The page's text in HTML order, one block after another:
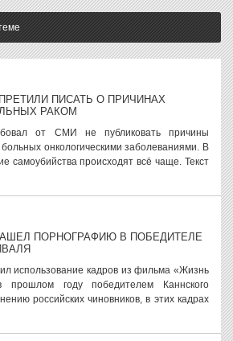
ПИСАТЬ О ПРИЧИНАХ
РАКОМ
от СМИ не публиковать причины
онкологическими заболеваниями. В
самоубийства происходят всё чаще. Текст
ПОРНОГРАФИЮ В ПОБЕДИТЕЛЕ
использование кадров из фильма «Жизнь
прошлом году победителем Каннского
российских чиновников, в этих кадрах